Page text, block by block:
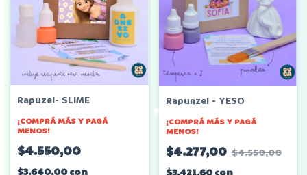
Rapuzel- SLIME
¡COMPRÁ MÁS Y PAGÁ
MENOS!
$4.550,00
$3.640,00con
Rapunzel - YESO
¡COMPRÁ MÁS Y PAGÁ
MENOS!
$4.277,00 $4.550,00
$3.421,60con